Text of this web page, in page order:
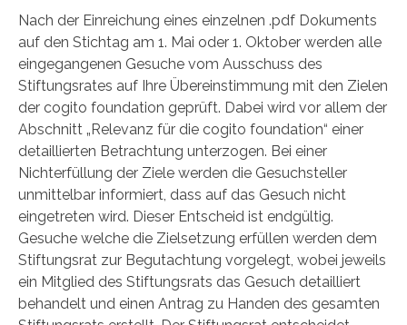
Nach der Einreichung eines einzelnen .pdf Dokuments
auf den Stichtag am 1. Mai oder 1. Oktober werden alle
eingegangenen Gesuche vom Ausschuss des
Stiftungsrates auf Ihre Übereinstimmung mit den Zielen
der cogito foundation geprüft. Dabei wird vor allem der
Abschnitt „Relevanz für die cogito foundation“ einer
detaillierten Betrachtung unterzogen. Bei einer
Nichterfüllung der Ziele werden die Gesuchsteller
unmittelbar informiert, dass auf das Gesuch nicht
eingetreten wird. Dieser Entscheid ist endgültig.
Gesuche welche die Zielsetzung erfüllen werden dem
Stiftungsrat zur Begutachtung vorgelegt, wobei jeweils
ein Mitglied des Stiftungsrats das Gesuch detailliert
behandelt und einen Antrag zu Handen des gesamten